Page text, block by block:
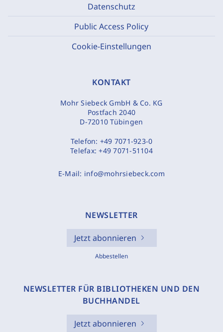
Datenschutz
Public Access Policy
Cookie-Einstellungen
KONTAKT
Mohr Siebeck GmbH & Co. KG
Postfach 2040
D-72010 Tübingen
Telefon: +49 7071-923-0
Telefax:+49 7071-51104
E-Mail: info@mohrsiebeck.com
NEWSLETTER
Jetzt abonnieren
Abbestellen
NEWSLETTER FÜR BIBLIOTHEKEN UND DEN
BUCHHANDEL
Jetzt abonnieren